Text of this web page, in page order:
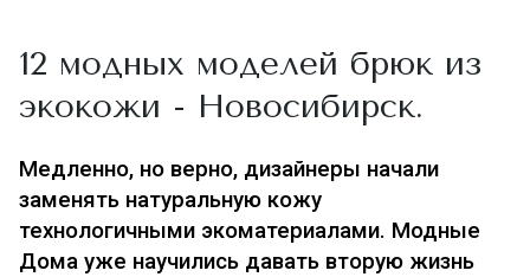
12 модных моделей брюк из
экокожи - Новосибирск.
Медленно, но верно, дизайнеры начали
заменять натуральную кожу
технологичными экоматериалами. Модные
Дома уже научились давать вторую жизнь